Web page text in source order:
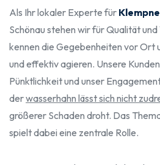
Als Ihr lokaler Experte für
Schönau stehen wir für Qualität
kennen die Gegebenheiten vor Ort
und effektiv agieren. Unsere
Pünktlichkeit und unser
derwasserhahn lässt sich nicht
größerer Schaden droht. Das
spielt dabei eine zentrale Rolle.